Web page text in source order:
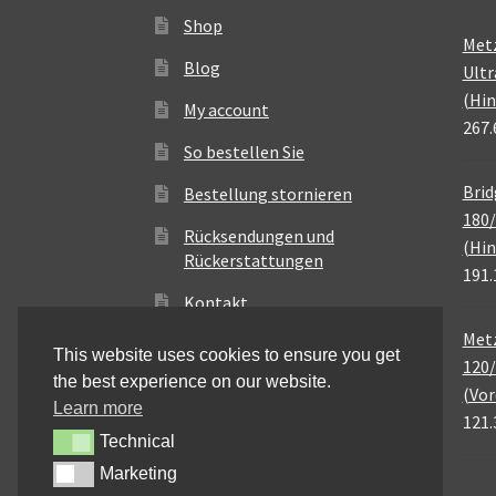
Shop
Blog
My account
So bestellen Sie
Bestellung stornieren
Rücksendungen und
Rückerstattungen
Kontakt
This website uses cookies to ensure you get
the best experience on our website.
Learn more
TechnicalTechnical
MarketingMarketing